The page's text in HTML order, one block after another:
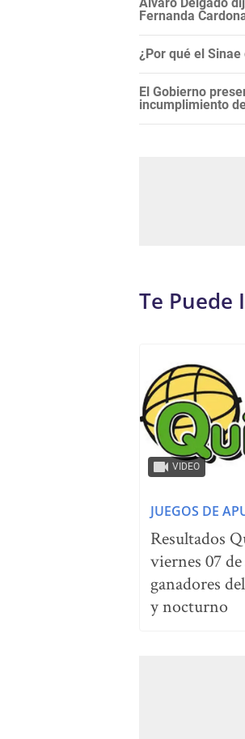
Fernanda
¿Por qué el
El Gobierno
incumplimiento
Te Puede
VIDEO
JUEGOS DE
Resultados
viernes 07
ganadores
y nocturno